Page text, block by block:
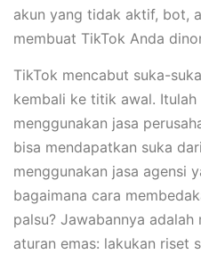
akun yang tidak aktif, bot,
membuat TikTok Anda
TikTok mencabut suka-
kembali ke titik awal.
menggunakan jasa
bisa mendapatkan suka dari
menggunakan jasa agensi
bagaimana cara
palsu? Jawabannya
aturan emas: lakukan riset